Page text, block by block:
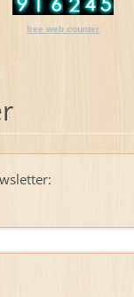
free web counter